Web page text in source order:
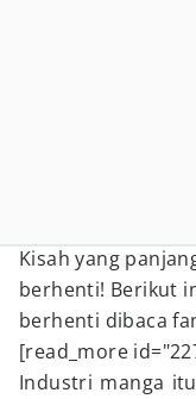
Kisah yang
berhenti! Berikut
berhenti dibaca
[read_more
Industri manga